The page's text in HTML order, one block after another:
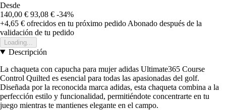
Desde
140,00 € 93,08 € -34%
+4,65 € ofrecidos en tu próximo pedido Abonado después de la
validación de tu pedido
Loading...
Descripción
La chaqueta con capucha para mujer adidas Ultimate365 Course
Control Quilted es esencial para todas las apasionadas del golf.
Diseñada por la reconocida marca adidas, esta chaqueta combina a la
perfección estilo y funcionalidad, permitiéndote concentrarte en tu
juego mientras te mantienes elegante en el campo.